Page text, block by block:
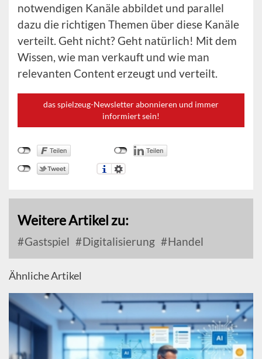
notwendigen Kanäle abbildet und parallel
dazu die richtigen Themen über diese Kanäle
verteilt. Geht nicht? Geht natürlich! Mit dem
Wissen, wie man verkauft und wie man
relevanten Content erzeugt und verteilt.
das spielzeug-Newsletter abonnieren und immer
informiert sein!
Weitere Artikel zu:
Gastspiel Digitalisierung Handel
Ähnliche Artikel